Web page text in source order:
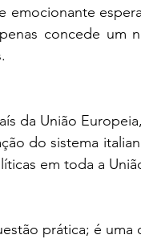
emocionante
concede um
da União
do sistema
em toda a
prática; é